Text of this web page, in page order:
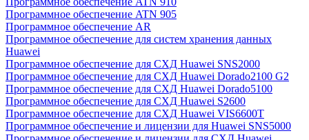
Программное обеспечение ATN 905
Программное обеспечение AR
Программное обеспечение для систем хранения данных
Huawei
Программное обеспечение для СХД Huawei SNS2000
Программное обеспечение для СХД Huawei Dorado2100 G2
Программное обеспечение для СХД Huawei Dorado5100
Программное обеспечение для СХД Huawei S2600
Программное обеспечение для СХД Huawei VIS6600T
Программное обеспечение и лицензии для Huawei SNS5000